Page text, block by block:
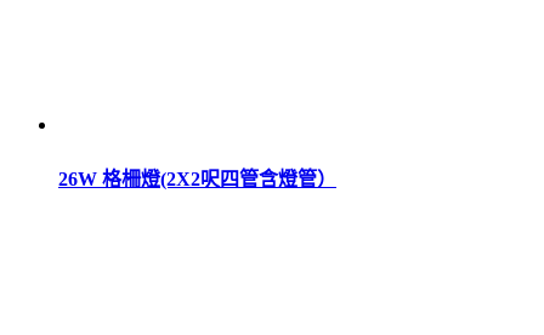
26W 格柵燈(2X2呎四管含燈管）